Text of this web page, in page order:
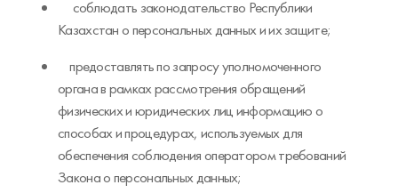
соблюдать законодательство Республики
Казахстан о персональных данных и их защите;
предоставлять по запросу уполномоченного
органа в рамках рассмотрения обращений
физических и юридических лиц информацию о
способах и процедурах, используемых для
обеспечения соблюдения оператором требований
Закона о персональных данных;